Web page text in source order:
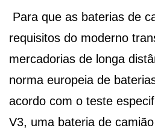
Para que as baterias de
requisitos do moderno
mercadorias de longa
norma europeia de
acordo com o teste
V3, uma bateria de